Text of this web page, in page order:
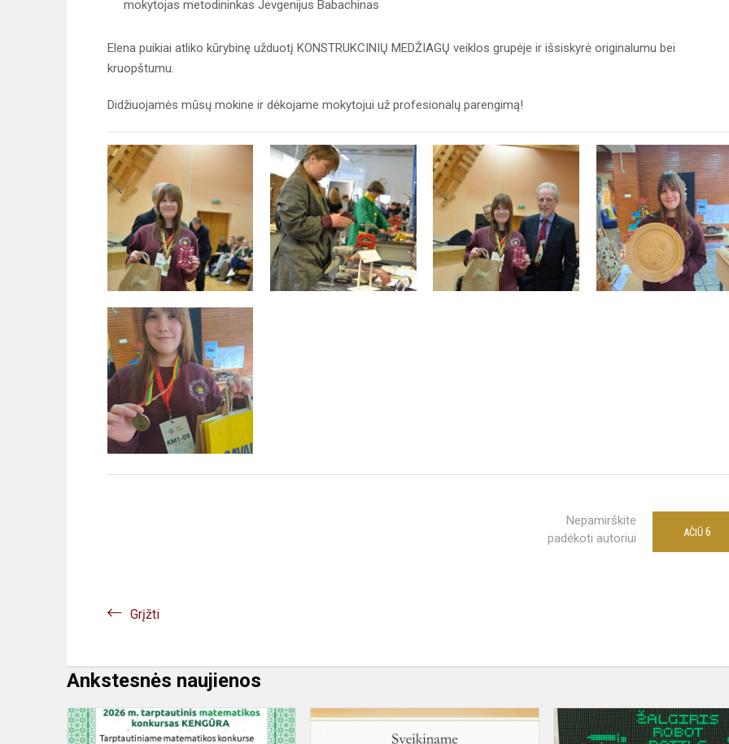
mokytojas metodininkas Jevgenijus Babachinas
Elena puikiai atliko kūrybinę užduotį KONSTRUKCINIŲ MEDŽIAGŲ veiklos grupėje ir išsiskyrė originalumu bei
kruopštumu.
Didžiuojamės mūsų mokine ir dėkojame mokytojui už profesionalų parengimą!
Nepamirškite
padėkoti autoriui
AČIŪ 6
Grįžti
Ankstesnės naujienos
Tarptautinis
KENGŪROS
Sveikiname
Eleną!